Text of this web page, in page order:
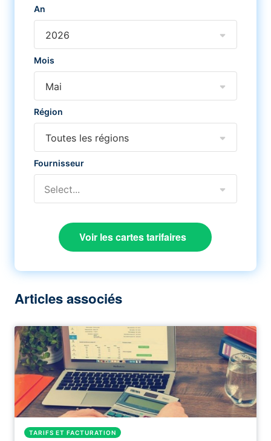
An
2026
Mois
Mai
Région
Toutes les régions
Fournisseur
Select...
Voir les cartes tarifaires
Articles associés
TARIFS ET FACTURATION